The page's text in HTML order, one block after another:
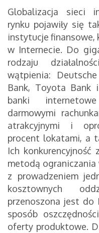
Globalizacja sieci
rynku pojawiły się
instytucje finansowe,
w Internecie. Do
rodzaju
wątpienia:
Bank, Toyota Bank
banki
darmowymi
atrakcyjnymi i
procent lokatami, a
Ich konkurencyjność
metodą
z prowadzeniem
kosztownych
przenoszona jest do
sposób
oferty produktowe.